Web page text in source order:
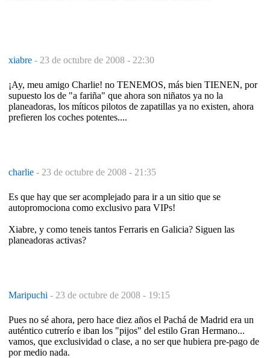
xiabre - 23 de octubre de 2008 - 22:30
¡Ay, meu amigo Charlie! no TENEMOS, más bien TIENEN, por
supuesto los de "a fariña" que ahora son niñatos ya no la
planeadoras, los míticos pilotos de zapatillas ya no existen, ahora
prefieren los coches potentes....
charlie - 23 de octubre de 2008 - 21:35
Es que hay que ser acomplejado para ir a un sitio que se
autopromociona como exclusivo para VIPs!
Xiabre, y como teneis tantos Ferraris en Galicia? Siguen las
planeadoras activas?
Maripuchi - 23 de octubre de 2008 - 19:15
Pues no sé ahora, pero hace diez años el Pachá de Madrid era un
auténtico cutrerío e iban los "pijos" del estilo Gran Hermano...
vamos, que exclusividad o clase, a no ser que hubiera pre-pago de
por medio nada.